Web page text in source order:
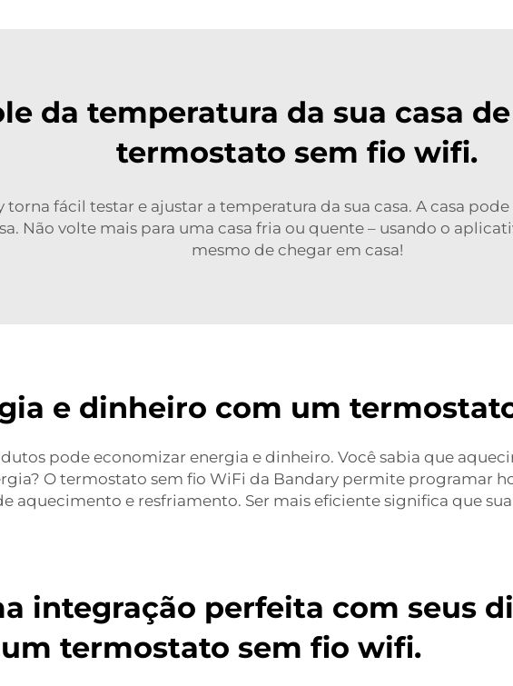
da temperatura da sua casa
termostato sem fio wifi.
fácil testar e ajustar a temperatura da sua casa. A casa
Não volte mais para uma casa fria ou quente – usando o
mesmo de chegar em casa!
e dinheiro com um
pode economizar energia e dinheiro. Você sabia que
O termostato sem fio WiFi da Bandary permite programar
aquecimento e resfriamento. Ser mais eficiente significa que
integração perfeita com seus
termostato sem fio wifi.